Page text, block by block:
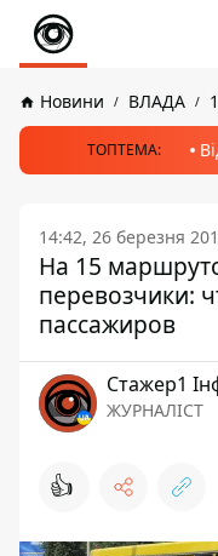
Новини ВЛАДА
ТОПТЕМА:
14:42, 26 березня
На 15
перевозчики:
пассажиров
Стажер1
ЖУРНАЛІСТ
👍